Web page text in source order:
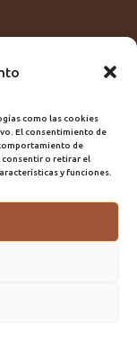
como las cookies
El consentimiento de
de
o retirar el
y funciones.